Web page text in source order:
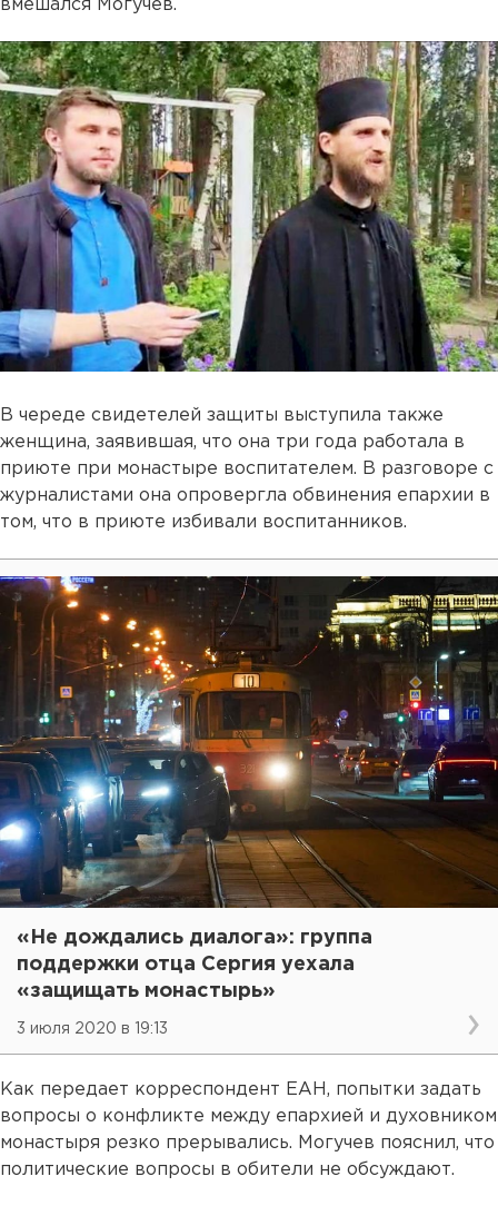
вмешался Могучев.
В череде свидетелей защиты выступила также
женщина, заявившая, что она три года работала в
приюте при монастыре воспитателем. В разговоре с
журналистами она опровергла обвинения епархии в
том, что в приюте избивали воспитанников.
«Не дождались диалога»: группа
поддержки отца Сергия уехала
«защищать монастырь»
3 июля 2020 в 19:13
Как передает корреспондент ЕАН, попытки задать
вопросы о конфликте между епархией и духовником
монастыря резко прерывались. Могучев пояснил, что
политические вопросы в обители не обсуждают.